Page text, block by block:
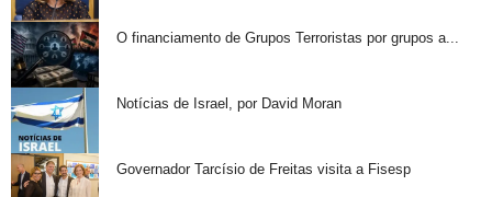
O financiamento de Grupos Terroristas por grupos a...
Notícias de Israel, por David Moran
Governador Tarcísio de Freitas visita a Fisesp